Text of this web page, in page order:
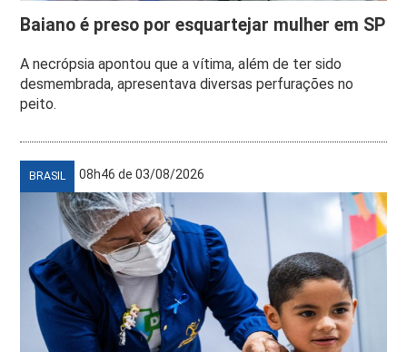
Baiano é preso por esquartejar mulher em SP
A necrópsia apontou que a vítima, além de ter sido
desmembrada, apresentava diversas perfurações no
peito.
BRASIL 08h46 de 03/08/2026